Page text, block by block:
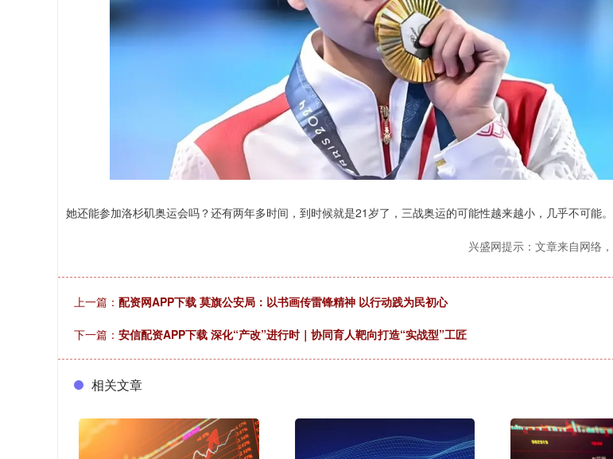
她还能参加洛杉矶奥运会吗？还有两年多时间，到时候就是21岁了，三战奥运的可能性越来越小，几乎不可能。
兴盛网提示：文章来自网络
上一篇： 配资网APP下载 莫旗公安局：以书画传雷锋精神 以行动践为民初心
下一篇： 安信配资APP下载 深化“产改”进行时｜协同育人靶向打造“实战型”工匠
相关文章